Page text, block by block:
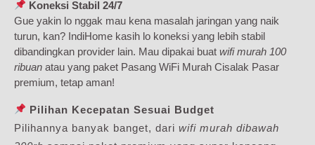
Koneksi Stabil 24/7
Gue yakin lo nggak mau kena masalah jaringan yang naik
turun, kan? IndiHome kasih lo koneksi yang lebih stabil
dibandingkan provider lain. Mau dipakai buat wifi murah 100
ribuan atau yang paket Pasang WiFi Murah Cisalak Pasar
premium, tetap aman!
Pilihan Kecepatan Sesuai Budget
Pilihannya banyak banget, dari wifi murah dibawah